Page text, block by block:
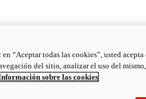
“Aceptar todas las cookies”, usted
del sitio, analizar el uso del
sobre las cookies